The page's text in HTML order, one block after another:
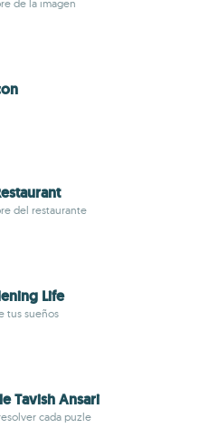
de la imagen
del restaurante
Life
tus sueños
Tavish Ansari
cada puzle